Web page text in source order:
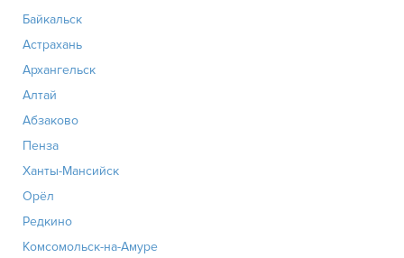
Байкальск
Астрахань
Архангельск
Алтай
Абзаково
Пенза
Ханты-Мансийск
Орёл
Редкино
Комсомольск-на-Амуре